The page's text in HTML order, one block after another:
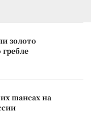
золото
шансах на